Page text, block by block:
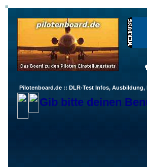
Pilotenboard.de :: DLR-Test Infos,
Gib bitte deinen